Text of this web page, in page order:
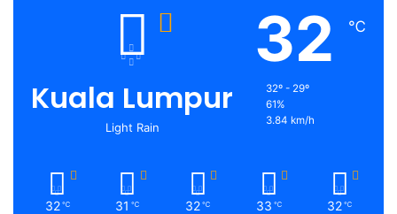
Kuala Lumpur
Light Rain
32 ℃
32º - 29º
61%
3.84 km/h
32 ℃ 31 ℃ 32 ℃ 33 ℃ 32 ℃